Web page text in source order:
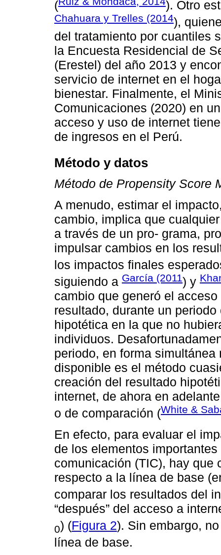
(
). Otro
Chahuara y Trelles (2014),
del tratamiento por cuantiles
la Encuesta Residencial de
(Erestel) del año 2013 y
servicio de internet en el
bienestar. Finalmente, el
Comunicaciones (2020) en
acceso y uso de internet
de ingresos en el Perú.
Método y datos
Método de Propensity Score
A menudo, estimar el
cambio, implica que
a través de un pro- grama,
impulsar cambios en los
los impactos finales
siguiendo a García (2011) y
cambio que generó el
resultado, durante un
hipotética en la que no
individuos.
periodo, en forma
disponible es el método
creación del resultado
internet, de ahora en
o de comparación (White &
En efecto, para evaluar el
de los elementos
comunicación (TIC), hay que
respecto a la línea de base
comparar los resultados del
“después” del acceso a
0) (Figura 2). Sin embargo,
línea de base.